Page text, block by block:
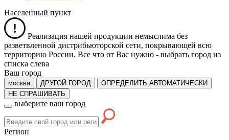
Населенный пункт
Реализация нашей продукции немыслима без
разветвленной дистрибьюторской сети, покрывающей всю
территорию России. Все что от Вас нужно - выбрать город из
списка слева
Ваш город
москва ДРУГОЙ ГОРОД
ОПРЕДЕЛИТЬ АВТОМАТИЧЕСКИ
НЕ СПРАШИВАТЬ
выберите ваш город
Регион